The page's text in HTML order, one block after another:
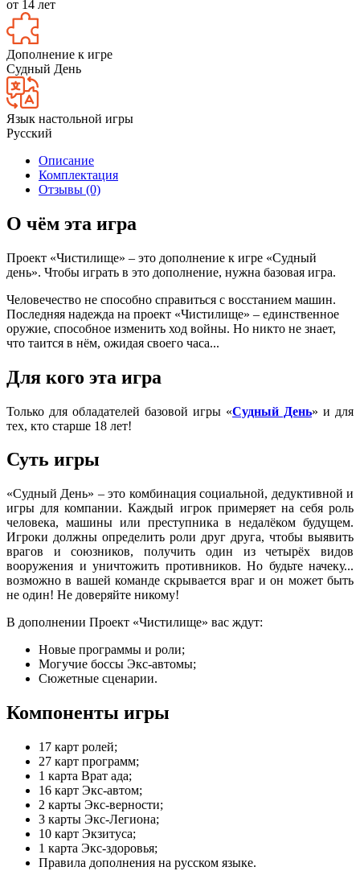
от 14 лет
Дополнение к игре
Судный День
Язык настольной игры
Русский
Описание
Комплектация
Отзывы (0)
О чём эта игра
Проект «Чистилище» – это дополнение к игре «Судный
день». Чтобы играть в это дополнение, нужна базовая игра.
Человечество не способно справиться с восстанием машин.
Последняя надежда на проект «Чистилище» – единственное
оружие, способное изменить ход войны. Но никто не знает,
что таится в нём, ожидая своего часа...
Для кого эта игра
Только для обладателей базовой игры «Судный День» и для
тех, кто старше 18 лет!
Суть игры
«Судный День» – это комбинация социальной, дедуктивной и
игры для компании. Каждый игрок примеряет на себя роль
человека, машины или преступника в недалёком будущем.
Игроки должны определить роли друг друга, чтобы выявить
врагов и союзников, получить один из четырёх видов
вооружения и уничтожить противников. Но будьте начеку...
возможно в вашей команде скрывается враг и он может быть
не один! Не доверяйте никому!
В дополнении Проект «Чистилище» вас ждут:
Новые программы и роли;
Могучие боссы Экс-автомы;
Сюжетные сценарии.
Компоненты игры
17 карт ролей;
27 карт программ;
1 карта Врат ада;
16 карт Экс-автом;
2 карты Экс-верности;
3 карты Экс-Легиона;
10 карт Экзитуса;
1 карта Экс-здоровья;
Правила дополнения на русском языке.